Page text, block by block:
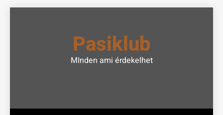
Pasiklub
MInden ami érdekelhet